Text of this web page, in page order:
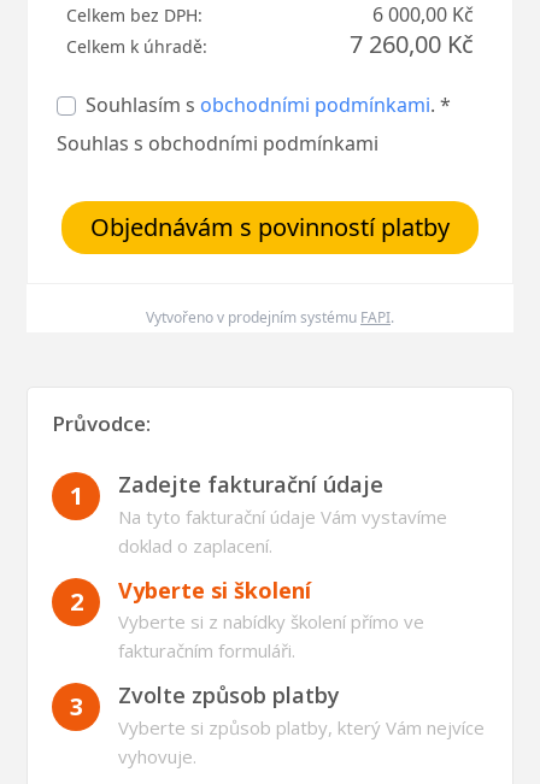
Celkem bez DPH: 6 000,00 Kč
Celkem k úhradě: 7 260,00 Kč
Souhlasím s obchodními podmínkami. *
Souhlas s obchodními podmínkami
Objednávám s povinností platby
Vytvořeno v prodejním systému FAPI.
Průvodce:
1 Zadejte fakturační údaje
Na tyto fakturační údaje Vám vystavíme
doklad o zaplacení.
2 Vyberte si školení
Vyberte si z nabídky školení přímo ve
fakturačním formuláři.
3 Zvolte způsob platby
Vyberte si způsob platby, který Vám nejvíce
vyhovuje.